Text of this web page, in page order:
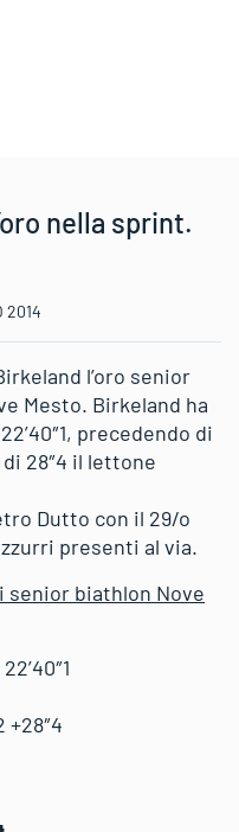
nella sprint.
2014
l’oro senior
Mesto. Birkeland ha
precedendo di
28″4 il lettone
Dutto con il 29/o
presenti al via.
senior biathlon Nove